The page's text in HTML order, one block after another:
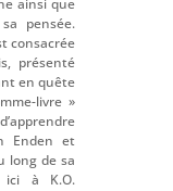
ainsi que
pensée.
consacrée
présenté
en quête
livre »
Enden et
long de sa
ici à K.O.